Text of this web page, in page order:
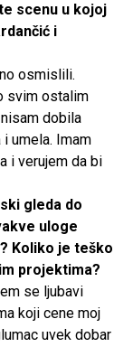
scenu u kojoj
i
osmislili.
svim ostalim
dobila
umela. Imam
i verujem da bi
gleda do
uloge
Koliko je teško
projektima?
se ljubavi
koji cene moj
uvek dobar